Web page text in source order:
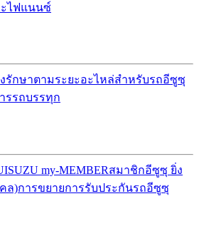
ไฟแนนซ์
รักษาตามระยะอะไหล่สำหรับรถอีซูซุ
รรถบรรทุก
ISUZU my-MEMBERสมาชิกอีซูซุ ยิ่ง
ล)การขยายการรับประกันรถอีซูซุ